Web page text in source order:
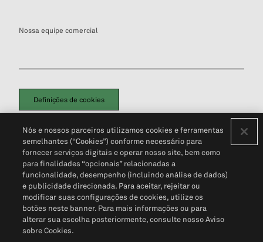
Nossa equipe comercial
Definições de cookies
Política de PrivacidadePortal de privacidade do cliente (em inglês)
Não Venda Minhas Informações Pessoais© 2026 S&P Global
Nós e nossos parceiros utilizamos cookies e ferramentas
semelhantes (“Cookies”) conforme necessário para
fornecer serviços digitais e operar nosso site, bem como
para finalidades “opcionais” relacionadas a
funcionalidade, desempenho (incluindo análise de dados)
e publicidade direcionada. Para aceitar, rejeitar ou
modificar suas configurações de cookies, utilize os
botões neste banner. Para mais informações ou para
alterar sua escolha posteriormente, consulte nosso Aviso
sobre Cookies.